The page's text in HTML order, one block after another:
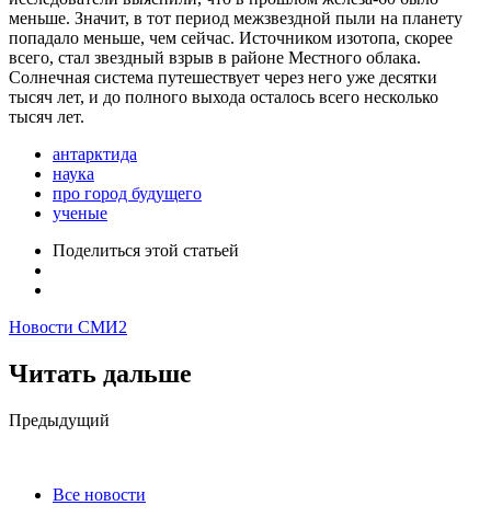
меньше. Значит, в тот период межзвездной пыли на планету
попадало меньше, чем сейчас. Источником изотопа, скорее
всего, стал звездный взрыв в районе Местного облака.
Солнечная система путешествует через него уже десятки
тысяч лет, и до полного выхода осталось всего несколько
тысяч лет.
антарктида
наука
про город будущего
ученые
Поделиться этой статьей
Новости СМИ2
Читать дальше
Post
Предыдущий
Все новости